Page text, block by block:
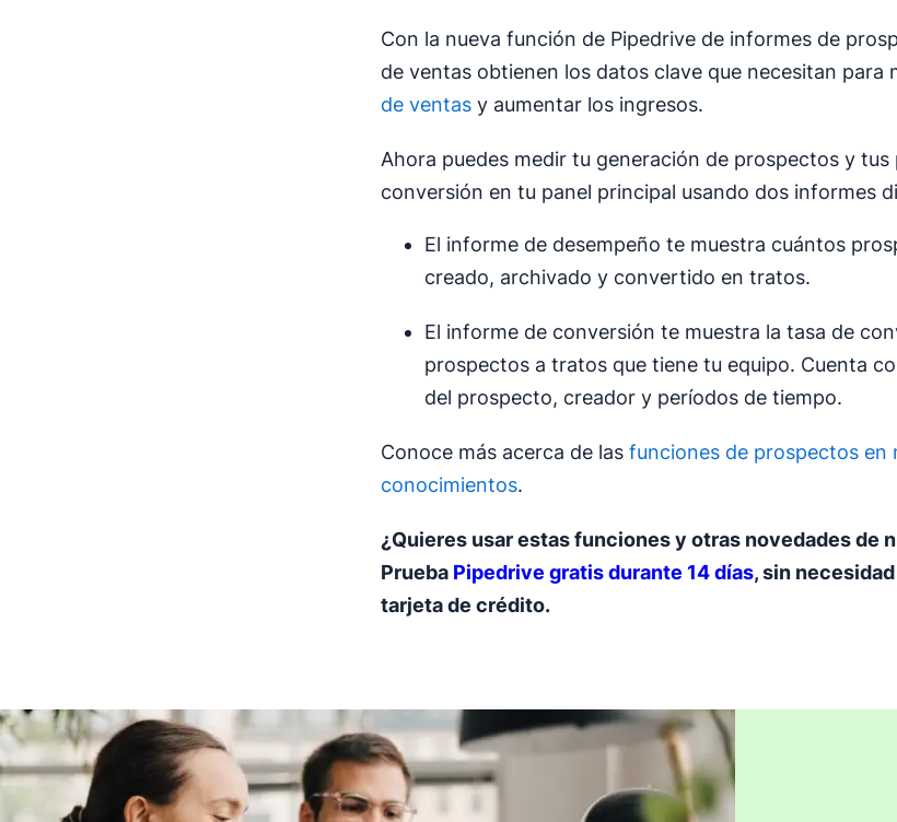
Con la nueva función de Pipedrive de informes de
de ventas obtienen los datos clave que necesitan para
de ventas y aumentar los ingresos.
Ahora puedes medir tu generación de prospectos y tus
conversión en tu panel principal usando dos informes
El informe de desempeño te muestra cuántos
creado, archivado y convertido en tratos.
El informe de conversión te muestra la tasa de
prospectos a tratos que tiene tu equipo. Cuenta
del prospecto, creador y períodos de tiempo.
Conoce más acerca de las funciones de prospectos en
conocimientos.
¿Quieres usar estas funciones y otras novedades de
Prueba Pipedrive gratis durante 14 días, sin
tarjeta de crédito.